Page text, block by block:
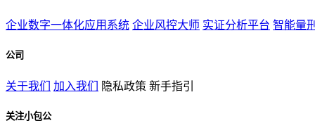
企业数字一体化应用系统 企业风控大师 实证分析平台 智能量
公司
关于我们 加入我们 隐私政策 新手指引
关注小包公